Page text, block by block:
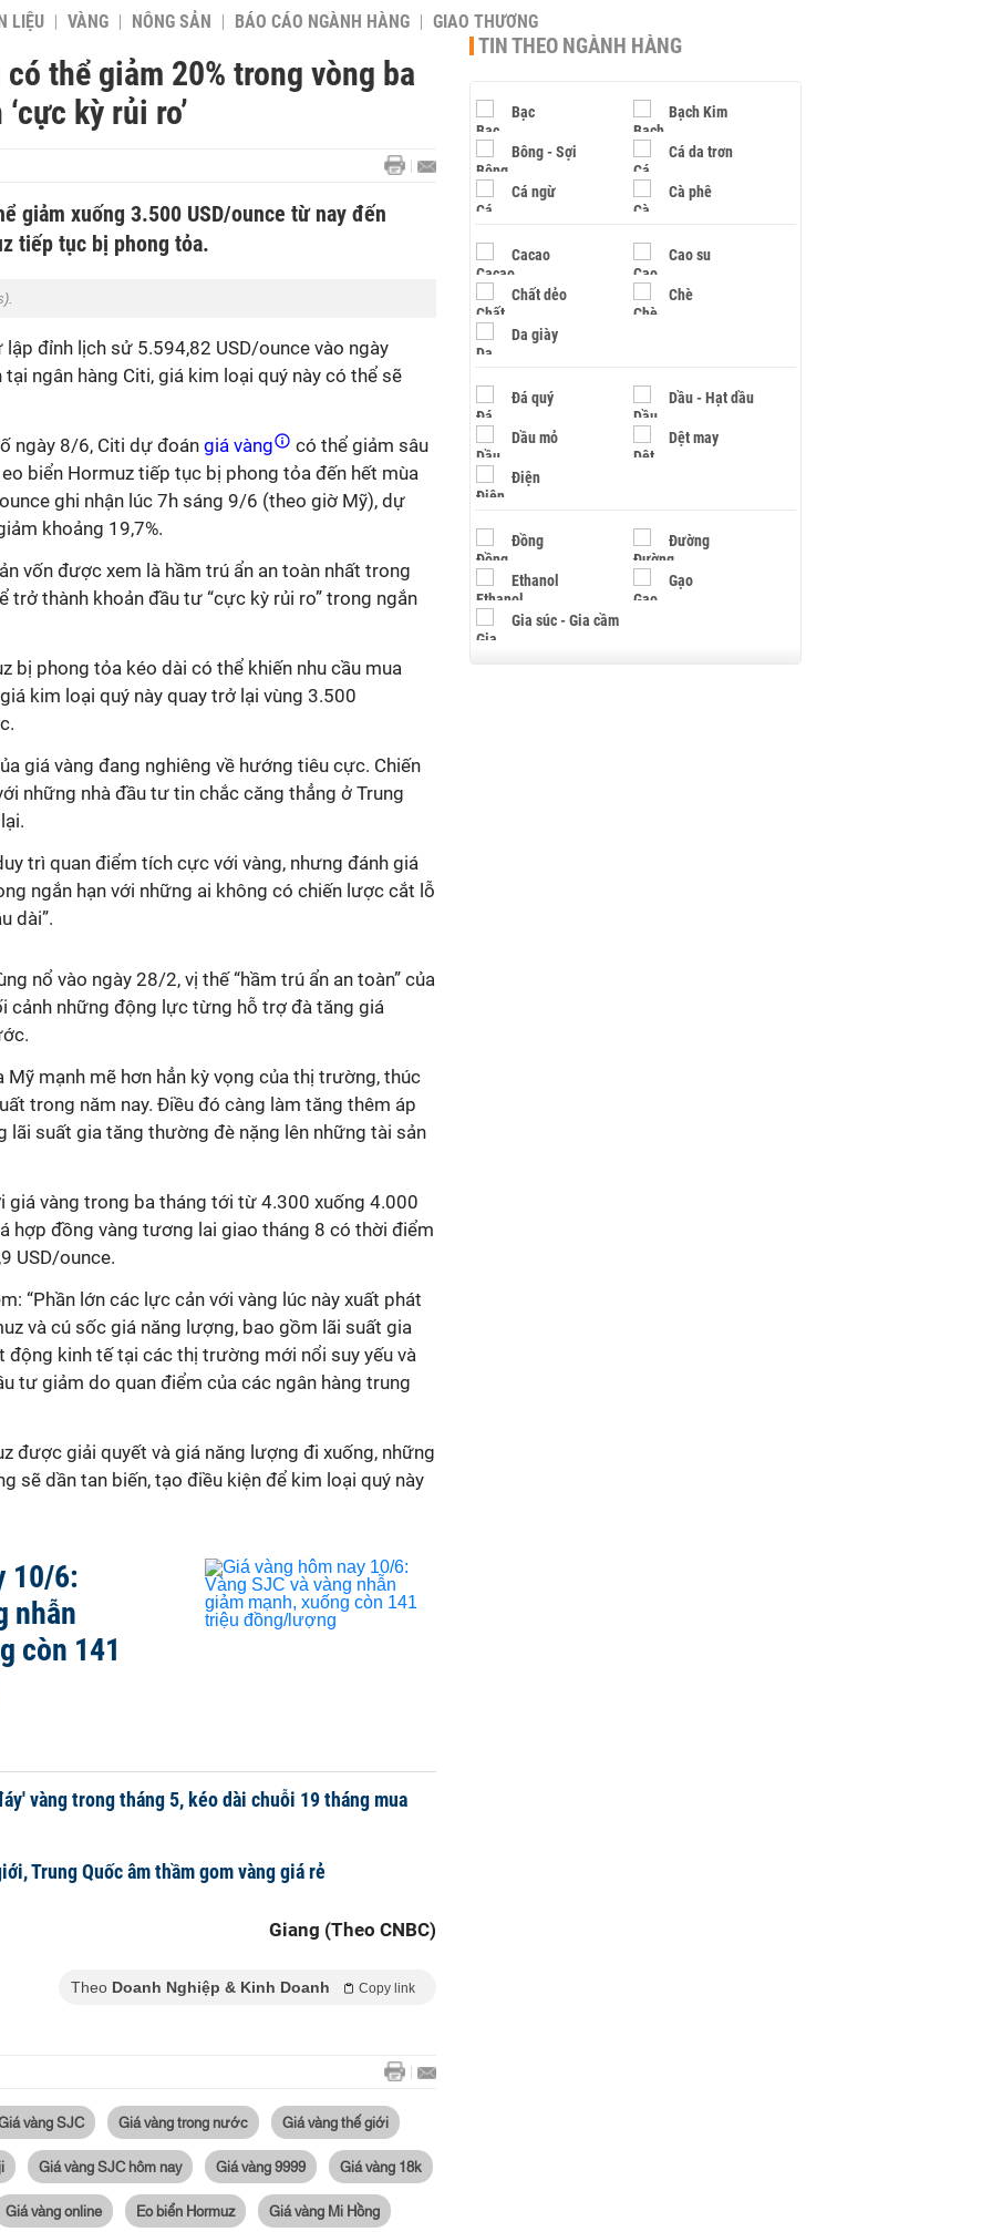
LIỆU VÀNG NÔNG SẢN BÁO CÁO NGÀNH HÀNG GIAO THƯƠNG
thể giảm 20% trong vòng ba
kỳ rủi ro’
giảm xuống 3.500 USD/ounce từ nay đến
tiếp tục bị phong tỏa.
đỉnh lịch sử 5.594,82 USD/ounce vào ngày
ngân hàng Citi, giá kim loại quý này có thể sẽ
ngày 8/6, Citi dự đoán giá vàng
có thể giảm sâu
biển Hormuz tiếp tục bị phong tỏa đến hết mùa
ghi nhận lúc 7h sáng 9/6 (theo giờ Mỹ), dự
khoảng 19,7%.
vốn được xem là hầm trú ẩn an toàn nhất trong
trở thành khoản đầu tư “cực kỳ rủi ro” trong ngắn
bị phong tỏa kéo dài có thể khiến nhu cầu mua
kim loại quý này quay trở lại vùng 3.500
giá vàng đang nghiêng về hướng tiêu cực. Chiến
những nhà đầu tư tin chắc căng thẳng ở Trung
trì quan điểm tích cực với vàng, nhưng đánh giá
ngắn hạn với những ai không có chiến lược cắt lỗ
dài”.
nổ vào ngày 28/2, vị thế “hầm trú ẩn an toàn” của
cảnh những động lực từng hỗ trợ đà tăng giá
Mỹ mạnh mẽ hơn hẳn kỳ vọng của thị trường, thúc
trong năm nay. Điều đó càng làm tăng thêm áp
lãi suất gia tăng thường đè nặng lên những tài sản
giá vàng trong ba tháng tới từ 4.300 xuống 4.000
hợp đồng vàng tương lai giao tháng 8 có thời điểm
USD/ounce.
“Phần lớn các lực cản với vàng lúc này xuất phát
và cú sốc giá năng lượng, bao gồm lãi suất gia
động kinh tế tại các thị trường mới nổi suy yếu và
tư giảm do quan điểm của các ngân hàng trung
được giải quyết và giá năng lượng đi xuống, những
sẽ dần tan biến, tạo điều kiện để kim loại quý này
10/6:
nhẫn
còn 141
vàng trong tháng 5, kéo dài chuỗi 19 tháng mua
Trung Quốc âm thầm gom vàng giá rẻ
Giang (Theo CNBC)
Theo Doanh Nghiệp & Kinh Doanh Copy link
vàng SJC Giá vàng trong nước Giá vàng thế giới
Giá vàng SJC hôm nay Giá vàng 9999 Giá vàng 18k
Giá vàng online Eo biển Hormuz Giá vàng Mi Hồng
TIN THEO NGÀNH HÀNG
Bạc Bạch Kim
Bông - Sợi Cá da trơn
Cá ngừ Cà phê
Cacao Cao su
Chất dẻo Chè
Da giày
Đá quý Dầu - Hạt dầu
Dầu mỏ Dệt may
Điện
Đồng Đường
Ethanol Gạo
Gia súc - Gia cầm